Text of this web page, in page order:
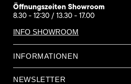
Öffnungszeiten Showroom
8.30 - 12:30 / 13.30 - 17.00
INFO SHOWROOM
INFORMATIONEN
NEWSLETTER